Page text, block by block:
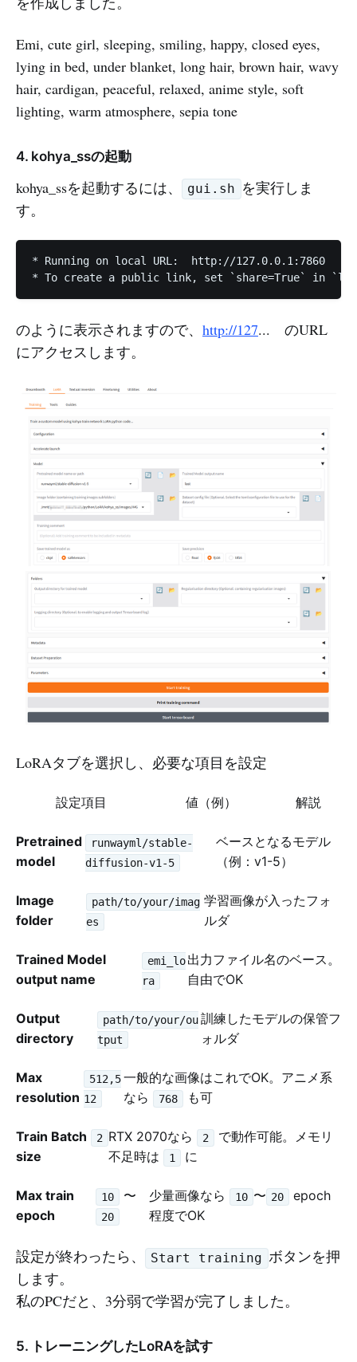
Emi, cute girl, sleeping, smiling, happy, closed eyes,
lying in bed, under blanket, long hair, brown hair, wavy
hair, cardigan, peaceful, relaxed, anime style, soft
lighting, warm atmosphere, sepia tone
4. kohya_ssの起動
kohya_ssを起動するには、 gui.sh を実行しま
す。
* Running on local URL:  http://127.0.0.1:7860
のように表示されますので、 http://127... のURL
にアクセスします。
LoRAタブを選択し、必要な項目を設定​
設定項目 値（例） 解説
Pretrained
model
runwayml/stable-
diffusion-v1-5
ベースとなるモデル
（例：v1-5）
Image
folder
path/to/your/imag
es
学習画像が入ったフォ
ルダ
Trained Model
output name
emi_lo
ra
出力ファイル名のベース。
自由でOK
Output
directory
path/to/your/ou
tput
訓練したモデルの保管フ
ォルダ
Max
resolution
512,5
12
一般的な画像はこれでOK。アニメ系
なら
768 も可
Train Batch
size
2 RTX 2070なら 2
で動作可能。メモリ
不足時は
1 に
Max train
epoch
10 〜
20
少量画像なら 10 〜 20
epoch
程度でOK
設定が終わったら、 Start training ボタンを押
します。
私のPCだと、3分弱で学習が完了しました。
5. トレーニングしたLoRAを試す